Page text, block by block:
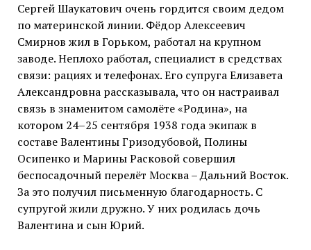
Сергей Шаукатович очень гордится своим дедом
по материнской линии. Фёдор Алексеевич
Смирнов жил в Горьком, работал на крупном
заводе. Неплохо работал, специалист в средствах
связи: рациях и телефонах. Его супруга Елизавета
Александровна рассказывала, что он настраивал
связь в знаменитом самолёте «Родина», на
котором 24–25 сентября 1938 года экипаж в
составе Валентины Гризодубовой, Полины
Осипенко и Марины Расковой совершил
беспосадочный перелёт Москва – Дальний Восток.
За это получил письменную благодарность. С
супругой жили дружно. У них родилась дочь
Валентина и сын Юрий.